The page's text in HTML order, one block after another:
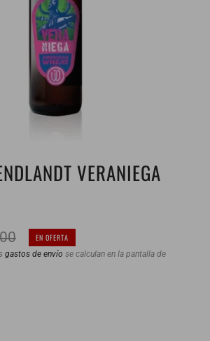
VERANIEGA
EN OFERTA
gastos de envío se calculan en la pantalla de